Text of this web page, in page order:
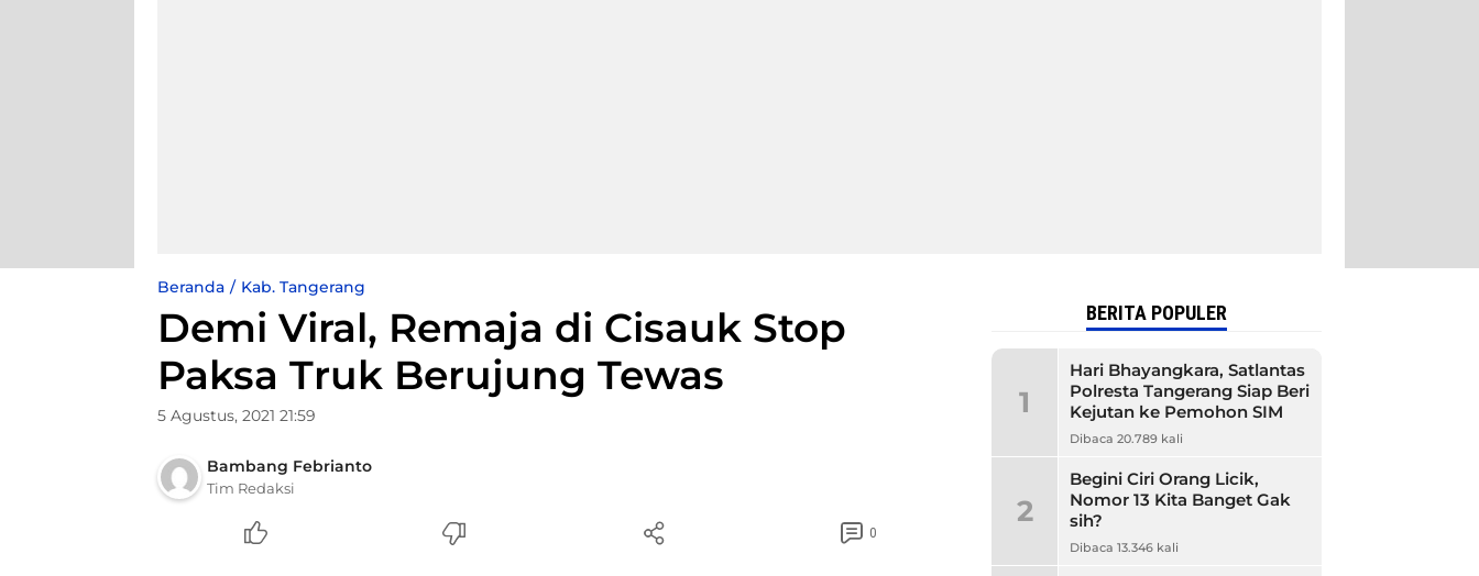
Beranda Kab. Tangerang
Demi Viral, Remaja di Cisauk Stop
Paksa Truk Berujung Tewas
5 Agustus, 2021 21:59
Bambang Febrianto
Tim Redaksi
0
BERITA POPULER
1
Hari Bhayangkara, Satlantas
Polresta Tangerang Siap Beri
Kejutan ke Pemohon SIM
Dibaca 20.789 kali
2
Begini Ciri Orang Licik,
Nomor 13 Kita Banget Gak
sih?
Dibaca 13.346 kali